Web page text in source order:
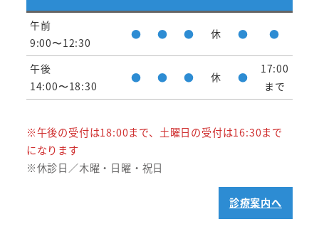
午前
9:00〜12:30
● ● ● 休 ● ●
午後
14:00〜18:30
● ● ● 休 ●
17:00
まで
※午後の受付は18:00まで、土曜日の受付は16:30まで
になります
※休診日／木曜・日曜・祝日
診療案内へ